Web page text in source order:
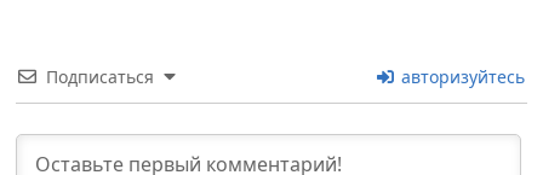
Подписаться авторизуйтесь